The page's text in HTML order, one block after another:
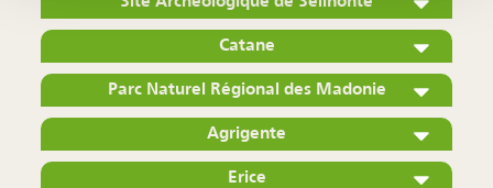
Catane
Parc Naturel Régional des Madonie
Agrigente
Erice